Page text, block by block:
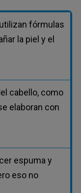
fórmulas
la piel y el
cabello, como
elaboran con
espuma y
eso no